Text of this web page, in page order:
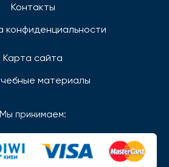
Контакты
конфиденциальности
Карта сайта
материалы
Мы принимаем: